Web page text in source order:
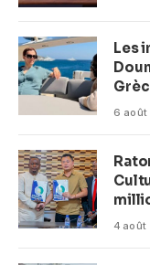
Les
6 août
4 août